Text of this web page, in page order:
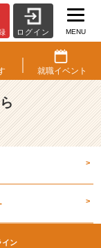
ログイン MENU
就職イベント
>
>
イン